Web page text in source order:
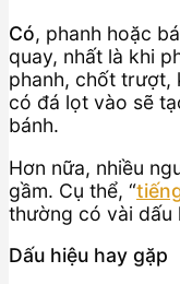
Có, phanh hoặc
quay, nhất là khi
phanh, chốt trượt,
có đá lọt vào sẽ
bánh.
Hơn nữa, nhiều
gầm. Cụ thể, “
thường có vài dấu
Dấu hiệu hay gặp